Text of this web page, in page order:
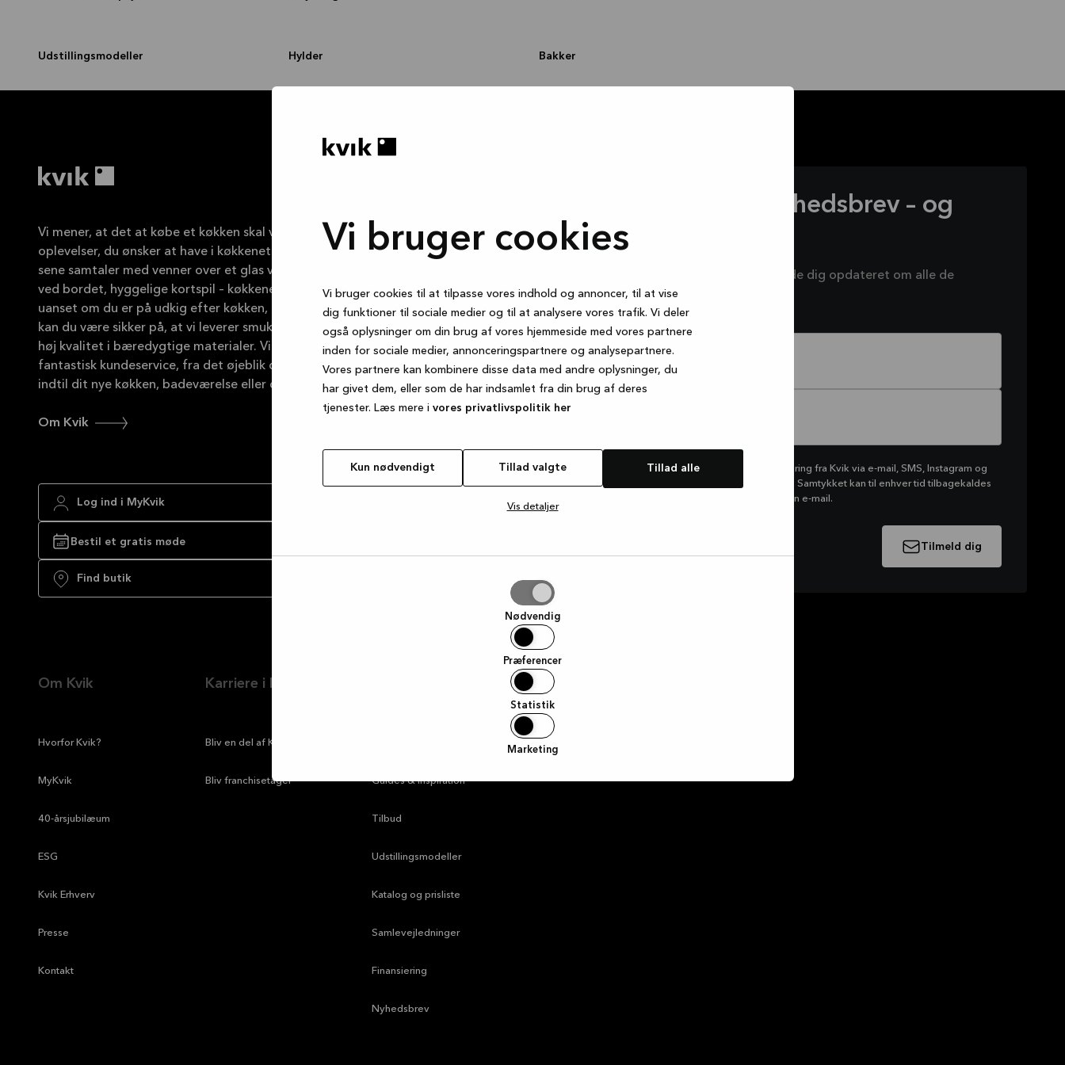
Vi bruger cookies
Vi bruger cookies til at tilpasse vores indhold og annoncer, til at vise
dig funktioner til sociale medier og til at analysere vores trafik. Vi deler
også oplysninger om din brug af vores hjemmeside med vores partnere
inden for sociale medier, annonceringspartnere og analysepartnere.
Vores partnere kan kombinere disse data med andre oplysninger, du
har givet dem, eller som de har indsamlet fra din brug af deres
tjenester. Læs mere i vores privatlivspolitik her
Kun nødvendigt Tillad valgte Tillad alle
Vis detaljer
Nødvendig
Præferencer
Statistik
Marketing
Udstillingsmodeller Hylder Bakker
Vi mener, at det at købe et køkken skal være lige så behageligt som de
oplevelser, du ønsker at have i køkkenet. Alle de dejlige måltider, de
sene samtaler med venner over et glas vin, lektierne, som børnene laver
ved bordet, hyggelige kortspil – køkkenet er midtpunktet i dit liv. Og
uanset om du er på udkig efter køkken, badeværelse eller garderobe,
kan du være sikker på, at vi leverer smukke danske designprodukter af
høj kvalitet i bæredygtige materialer. Vi stræber altid efter at levere
fantastisk kundeservice, fra det øjeblik du går ind i en af vores butikker,
indtil dit nye køkken, badeværelse eller din garderobe er på plads.
Om Kvik
Log ind i MyKvik
Bestil et gratis møde
Find butik
Tilmeld dig vores nyhedsbrev – og
få eksklusive tilbud
Tilmeld dig vores nyhedsbrev for at holde dig opdateret om alle de
fede kampagner, vi arbejder på.
Jeg accepterer herved at modtage markedsføring fra Kvik via e-mail, SMS, Instagram og
Facebook vedrørende Kviks produktsortiment. Samtykket kan til enhver tid tilbagekaldes
ved at klikke på linket i bunden af en modtagen e-mail.
Tilmeld dig
Om Kvik
Hvorfor Kvik?
MyKvik
40-årsjubilæum
ESG
Kvik Erhverv
Presse
Kontakt
Karriere i Kvik
Bliv en del af Kviks team
Bliv franchisetager —Guides & Inspiration
Tilbud
—Udstillingsmodeller
Katalog og prisliste
—Samlevejledninger
Finansiering
Nyhedsbrev